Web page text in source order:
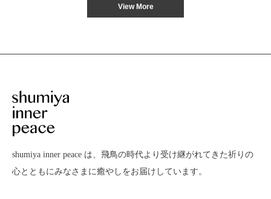
View More
shumiya inner peace は、飛鳥の時代より受け継がれてきた祈りの
心とともにみなさまに癒やしをお届けしています。